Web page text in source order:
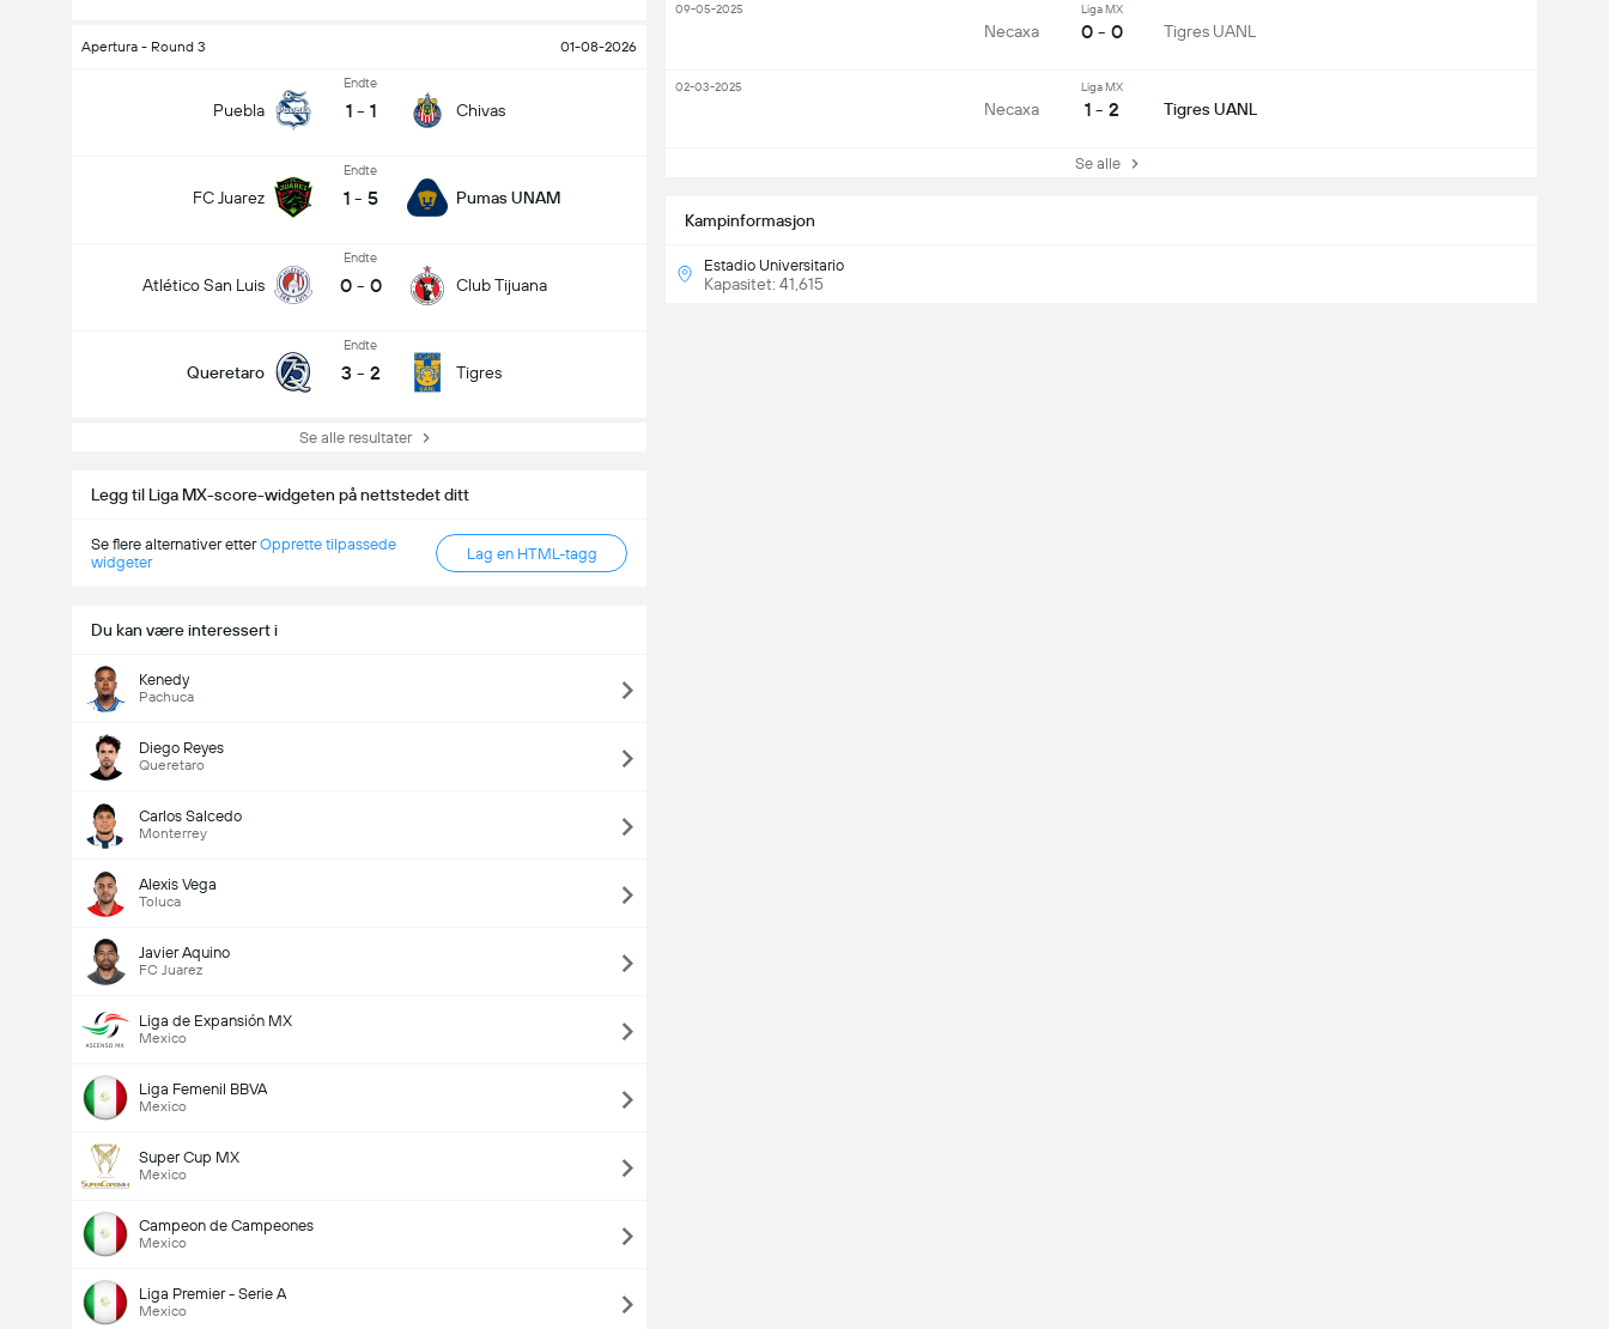
Apertura - Round 3 01-08-2026
Puebla
Endte
1 - 1 Chivas
FC Juarez
Endte
1 - 5 Pumas UNAM
Atlético San Luis
Endte
0 - 0 Club Tijuana
Queretaro
Endte
3 - 2 Tigres
Se alle resultater
Legg til Liga MX-score-widgeten på nettstedet ditt
Se flere alternativer etterOpprette tilpassede
widgeter
Lag en HTML-tagg
Du kan være interessert i
Kenedy
Pachuca
Diego Reyes
Queretaro
Carlos Salcedo
Monterrey
Alexis Vega
Toluca
Javier Aquino
FC Juarez
Liga de Expansión MX
Mexico
Liga Femenil BBVA
Mexico
Super Cup MX
Mexico
Campeon de Campeones
Mexico
Liga Premier - Serie A
Mexico
Kampinformasjon
Estadio Universitario
Kapasitet: 41,615
Necaxa
Liga MX
0 - 0 Tigres UANL
09-05-2025
Necaxa
Liga MX
1 - 2 Tigres UANL
02-03-2025
Se alle